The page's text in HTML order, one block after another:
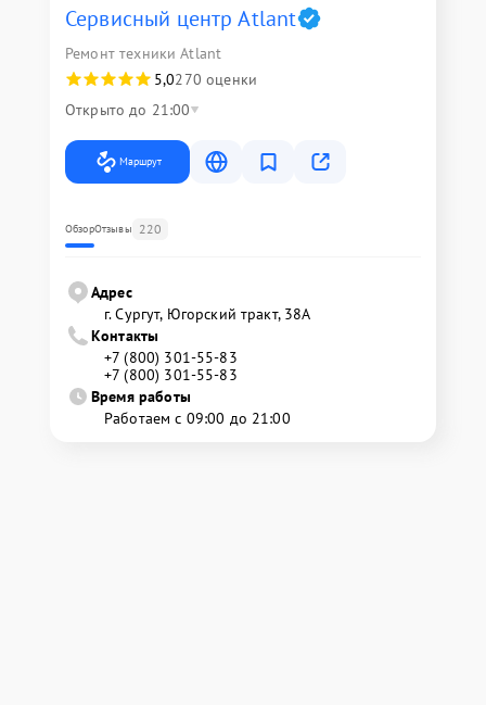
Сервисный центр Atlant
Ремонт техники Atlant
5,0270 оценки
Открыто до 21:00
Маршрут
ОбзорОтзывы 220
Адрес
г. Сургут, Югорский тракт, 38А
Контакты
+7 (800) 301-55-83
+7 (800) 301-55-83
Время работы
Работаем с 09:00 до 21:00